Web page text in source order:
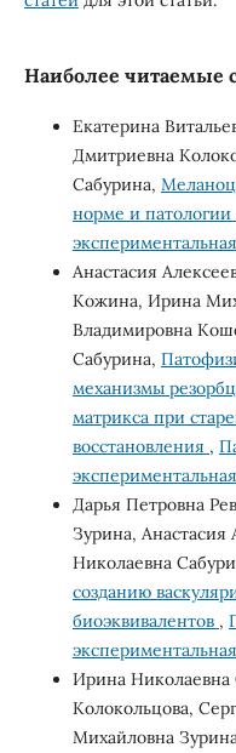
Наиболее читаемые
Екатерина
Дмитриевна
Сабурина,
норме и патологии
Анастасия
Кожина, Ирина
Владимировна
Сабурина,
механизмы
матрикса при
восстановления ,
Дарья Петровна
Зурина, Анастасия
Николаевна
созданию
биоэквивалентов ,
Ирина Николаевна
Колокольцова,
Михайловна